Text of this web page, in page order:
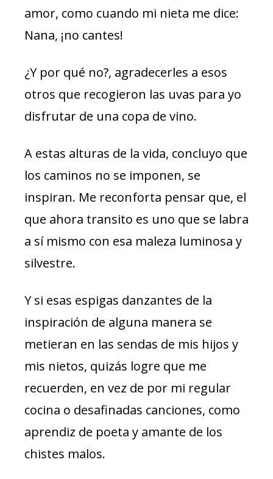
amor, como cuando mi nieta me dice:
Nana, ¡no cantes!
¿Y por qué no?, agradecerles a esos
otros que recogieron las uvas para yo
disfrutar de una copa de vino.
A estas alturas de la vida, concluyo que
los caminos no se imponen, se
inspiran. Me reconforta pensar que, el
que ahora transito es uno que se labra
a sí mismo con esa maleza luminosa y
silvestre.
Y si esas espigas danzantes de la
inspiración de alguna manera se
metieran en las sendas de mis hijos y
mis nietos, quizás logre que me
recuerden, en vez de por mi regular
cocina o desafinadas canciones, como
aprendiz de poeta y amante de los
chistes malos.